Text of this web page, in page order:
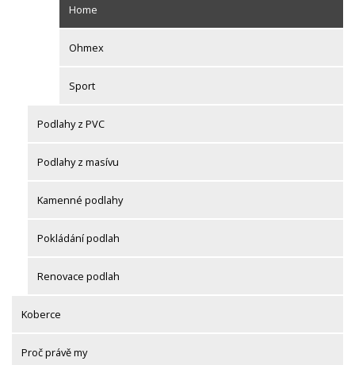
Home
Ohmex
Sport
Podlahy z PVC
Podlahy z masívu
Kamenné podlahy
Pokládání podlah
Renovace podlah
Koberce
Proč právě my